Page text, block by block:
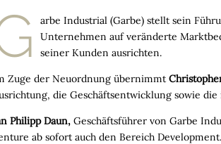
arbe Industrial (Garbe) stellt sein
Unternehmen auf veränderte
seiner Kunden ausrichten.
Zuge der Neuordnung übernimmt
die Geschäftsentwicklung sowie
Philipp Daun, Geschäftsführer von Garbe
ab sofort auch den Bereich